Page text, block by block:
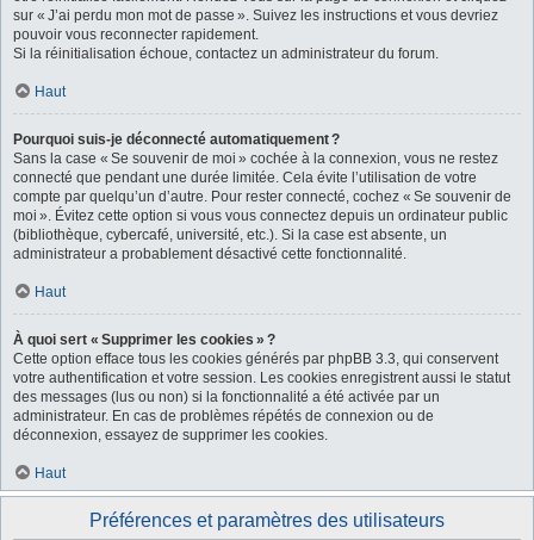
sur « J’ai perdu mon mot de passe ». Suivez les instructions et vous devriez
pouvoir vous reconnecter rapidement.
Si la réinitialisation échoue, contactez un administrateur du forum.
Haut
Pourquoi suis-je déconnecté automatiquement ?
Sans la case « Se souvenir de moi » cochée à la connexion, vous ne restez
connecté que pendant une durée limitée. Cela évite l’utilisation de votre
compte par quelqu’un d’autre. Pour rester connecté, cochez « Se souvenir de
moi ». Évitez cette option si vous vous connectez depuis un ordinateur public
(bibliothèque, cybercafé, université, etc.). Si la case est absente, un
administrateur a probablement désactivé cette fonctionnalité.
Haut
À quoi sert « Supprimer les cookies » ?
Cette option efface tous les cookies générés par phpBB 3.3, qui conservent
votre authentification et votre session. Les cookies enregistrent aussi le statut
des messages (lus ou non) si la fonctionnalité a été activée par un
administrateur. En cas de problèmes répétés de connexion ou de
déconnexion, essayez de supprimer les cookies.
Haut
Préférences et paramètres des utilisateurs